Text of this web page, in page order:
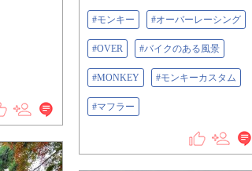
#モンキー #オーバーレーシング
#OVER #バイクのある風景
#MONKEY #モンキーカスタム
#マフラー